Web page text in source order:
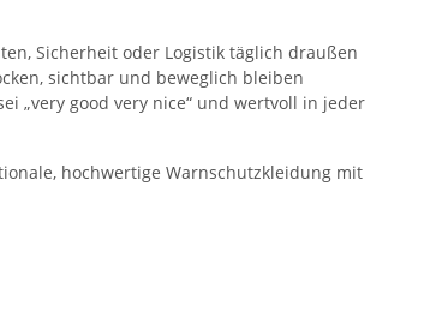
Sicherheit oder Logistik täglich draußen
sichtbar und beweglich bleiben
„very good very nice“ und wertvoll in jeder
hochwertige Warnschutzkleidung mit